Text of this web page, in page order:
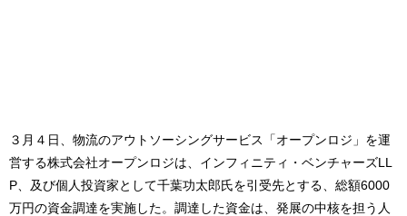
３月４日、物流のアウトソーシングサービス「オープンロジ」を運
営する株式会社オープンロジは、インフィニティ・ベンチャーズLL
P、及び個人投資家として千葉功太郎氏を引受先とする、総額6000
万円の資金調達を実施した。調達した資金は、発展の中核を担う人